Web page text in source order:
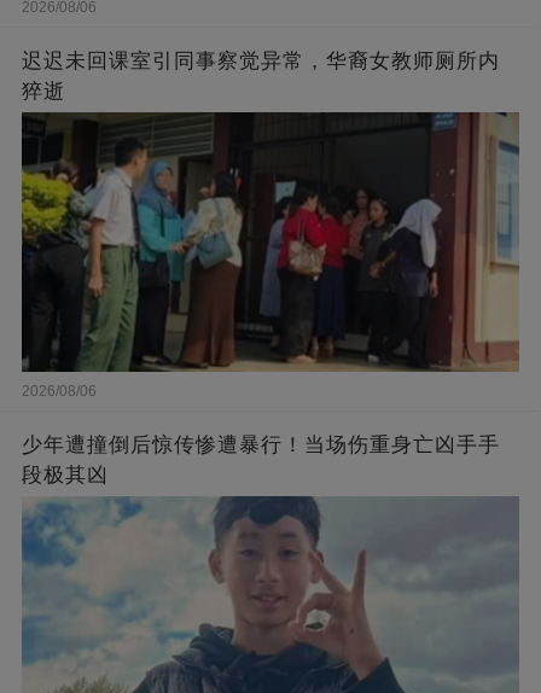
2026/08/06
迟迟未回课室引同事察觉异常，华裔女教师厕所内
猝逝
2026/08/06
少年遭撞倒后惊传惨遭暴行！当场伤重身亡凶手手
段极其凶